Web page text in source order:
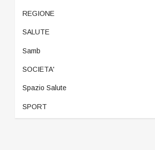
REGIONE
SALUTE
Samb
SOCIETA'
Spazio Salute
SPORT